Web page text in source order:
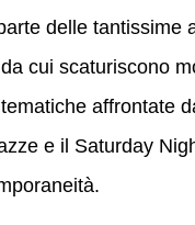
delle tantissime
cui scaturiscono
affrontate
e il Saturday